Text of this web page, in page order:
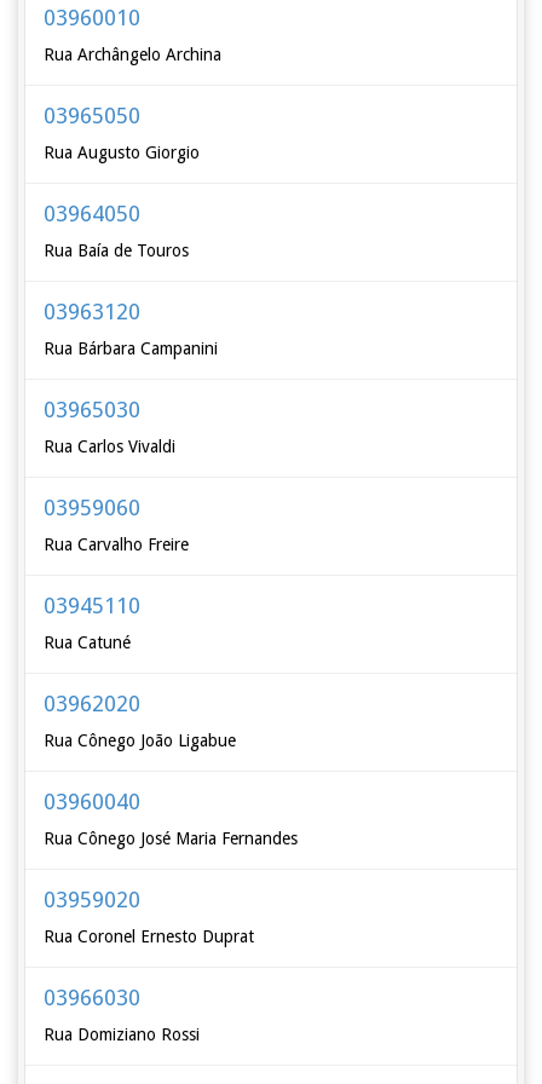
03960010
Rua Archângelo Archina
03965050
Rua Augusto Giorgio
03964050
Rua Baía de Touros
03963120
Rua Bárbara Campanini
03965030
Rua Carlos Vivaldi
03959060
Rua Carvalho Freire
03945110
Rua Catuné
03962020
Rua Cônego João Ligabue
03960040
Rua Cônego José Maria Fernandes
03959020
Rua Coronel Ernesto Duprat
03966030
Rua Domiziano Rossi